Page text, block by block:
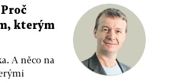
kterým
A něco na